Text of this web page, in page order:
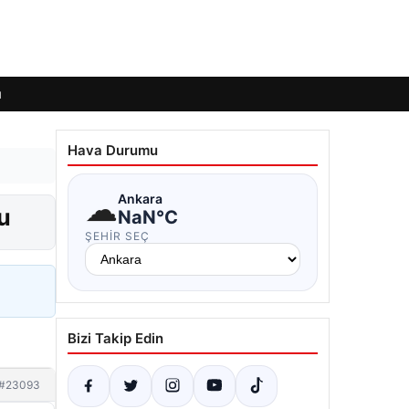
Hava Durumu
☁Ankara
NaN°C
ŞEHIR SEÇ
Bizi Takip Edin